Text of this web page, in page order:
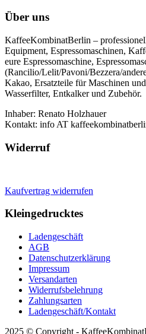
Über uns
KaffeeKombinatBerlin –
Equipment, Espressomaschinen,
eure Espressomaschine,
(Rancilio/Lelit/Pavoni/Bezzera/
Kakao, Ersatzteile für Maschinen
Wasserfilter, Entkalker und Zubehör.
Inhaber: Renato Holzhauer
Kontakt: info AT
Widerruf
Kaufvertrag widerrufen
Kleingedrucktes
Ladengeschäft
AGB
Datenschutzerklärung
Impressum
Versandarten
Widerrufsbelehrung
Zahlungsarten
Ladengeschäft/Kontakt
2025 © Copyright -